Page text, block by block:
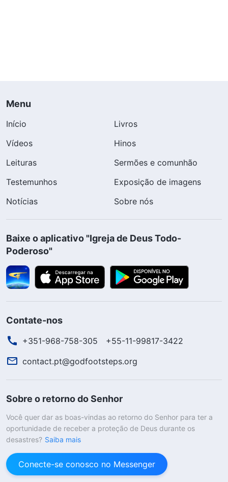
Menu
Início
Livros
Vídeos
Hinos
Leituras
Sermões e comunhão
Testemunhos
Exposição de imagens
Notícias
Sobre nós
Baixe o aplicativo "Igreja de Deus Todo-
Poderoso"
Contate-nos
+351-968-758-305
+55-11-99817-3422
contact.pt@godfootsteps.org
Sobre o retorno do Senhor
Você quer dar as boas-vindas ao retorno do Senhor para ter a
oportunidade de receber a proteção de Deus durante os
desastres? Saiba mais
Conecte-se conosco no Messenger